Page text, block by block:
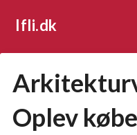
Ifli.dk
Oplev